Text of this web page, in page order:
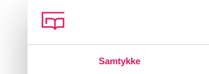
Samtykke